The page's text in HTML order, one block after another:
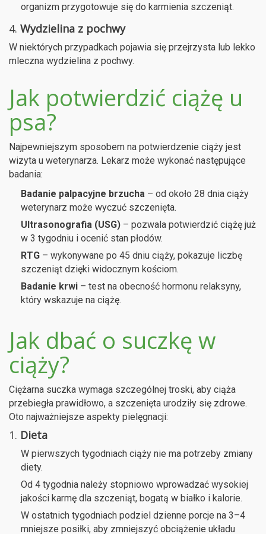
organizm przygotowuje się do karmienia szczeniąt.
4. Wydzielina z pochwy
W niektórych przypadkach pojawia się przejrzysta lub lekko
mleczna wydzielina z pochwy.
Jak potwierdzić ciążę u
psa?
Najpewniejszym sposobem na potwierdzenie ciąży jest
wizyta u weterynarza. Lekarz może wykonać następujące
badania:
Badanie palpacyjne brzucha – od około 28 dnia ciąży
weterynarz może wyczuć szczenięta.
Ultrasonografia (USG) – pozwala potwierdzić ciążę już
w 3 tygodniu i ocenić stan płodów.
RTG – wykonywane po 45 dniu ciąży, pokazuje liczbę
szczeniąt dzięki widocznym kościom.
Badanie krwi – test na obecność hormonu relaksyny,
który wskazuje na ciążę.
Jak dbać o suczkę w
ciąży?
Ciężarna suczka wymaga szczególnej troski, aby ciąża
przebiegła prawidłowo, a szczenięta urodziły się zdrowe.
Oto najważniejsze aspekty pielęgnacji:
1. Dieta
W pierwszych tygodniach ciąży nie ma potrzeby zmiany
diety.
Od 4 tygodnia należy stopniowo wprowadzać wysokiej
jakości karmę dla szczeniąt, bogatą w białko i kalorie.
W ostatnich tygodniach podziel dzienne porcje na 3–4
mniejsze posiłki, aby zmniejszyć obciążenie układu